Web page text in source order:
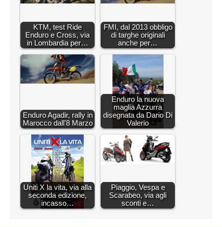
KTM, test Ride
Enduro e Cross, via
in Lombardia per…
FMI, dal 2013 obbligo
di targhe originali
anche per…
Enduro Agadir, rally in
Marocco dall'8 Marzo
Enduro la nuova
maglia Azzurra
disegnata da Dario Di
Valerio
Uniti X la vita, via alla
seconda edizione,
incasso…
Piaggio, Vespa e
Scarabeo, via agli
sconti e…